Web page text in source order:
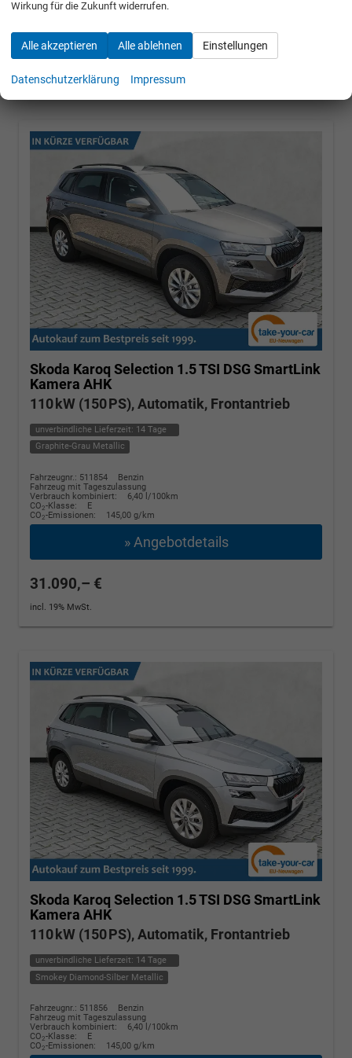
30.684,– €
incl. 19% MwSt.
UVP:40.740,– €
Skoda Karoq Selection 1.5 TSI DSG SmartLink
Kamera AHK
110 kW (150 PS), Automatik, Frontantrieb
unverbindliche Lieferzeit: 14 Tage
Graphite-Grau Metallic
Fahrzeugnr.: 511854
Benzin
Fahrzeug mit Tageszulassung
Verbrauch kombiniert:
6,40 l/100km
CO2-Klasse:
E
CO2-Emissionen: 145,00 g/km
» Angebotdetails
31.090,– €
incl. 19% MwSt.
Skoda Karoq Selection 1.5 TSI DSG SmartLink
Kamera AHK
110 kW (150 PS), Automatik, Frontantrieb
unverbindliche Lieferzeit: 14 Tage
Smokey Diamond-Silber Metallic
Fahrzeugnr.: 511856
Benzin
Fahrzeug mit Tageszulassung
Verbrauch kombiniert:
6,40 l/100km
CO2-Klasse:
E
CO2-Emissionen: 145,00 g/km
Wirkung für die Zukunft widerrufen.
Alle akzeptieren Alle ablehnen Einstellungen
Datenschutzerklärung Impressum